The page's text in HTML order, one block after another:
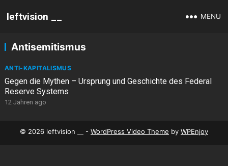
leftvision __ MENU
Antisemitismus
ANTI-KAPITALISMUS
Gegen die Mythen – Ursprung und Geschichte des Federal
Reserve Systems
12 Jahren ago
© 2026 leftvision __ - WordPress Video Theme by WPEnjoy